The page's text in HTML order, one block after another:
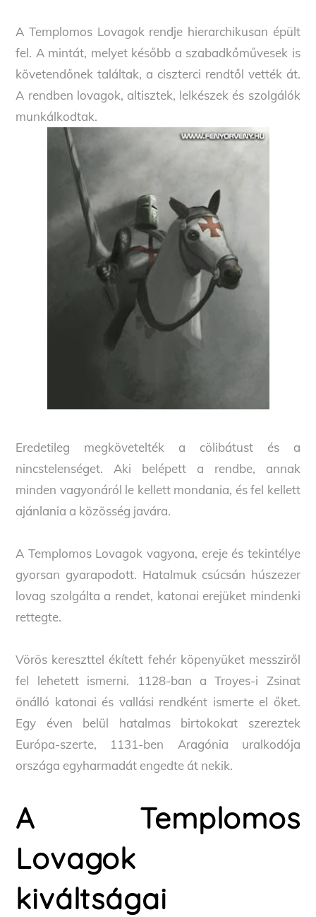
A Templomos Lovagok rendje hierarchikusan épült
fel. A mintát, melyet később a szabadkőművesek is
követendőnek találtak, a ciszterci rendtől vették át.
A rendben lovagok, altisztek, lelkészek és szolgálók
munkálkodtak.
Eredetileg megkövetelték a cölibátust és a
nincstelenséget. Aki belépett a rendbe, annak
minden vagyonáról le kellett mondania, és fel kellett
ajánlania a közösség javára.
A Templomos Lovagok vagyona, ereje és tekintélye
gyorsan gyarapodott. Hatalmuk csúcsán húszezer
lovag szolgálta a rendet, katonai erejüket mindenki
rettegte.
Vörös kereszttel ékített fehér köpenyüket messziről
fel lehetett ismerni. 1128-ban a Troyes-i Zsinat
önálló katonai és vallási rendként ismerte el őket.
Egy éven belül hatalmas birtokokat szereztek
Európa-szerte, 1131-ben Aragónia uralkodója
országa egyharmadát engedte át nekik.
A Templomos
Lovagok
kiváltságai